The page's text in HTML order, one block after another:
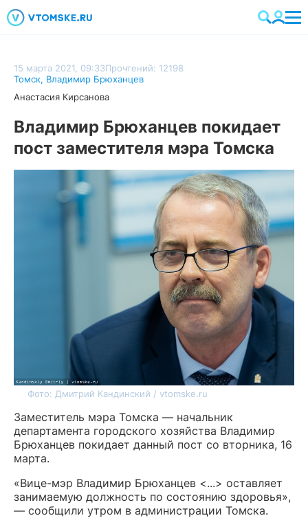
15 марта 2021, 09:33Прочтений: 12198
Томск, Владимир Брюханцев
Анастасия Кирсанова
Владимир Брюханцев покидает
пост заместителя мэра Томска
Фото: Дмитрий Кандинский / vtomske.ru
Заместитель мэра Томска — начальник
департамента городского хозяйства Владимир
Брюханцев покидает данный пост со вторника, 16
марта.
«Вице-мэр Владимир Брюханцев <...> оставляет
занимаемую должность по состоянию здоровья»,
— сообщили утром в администрации Томска.